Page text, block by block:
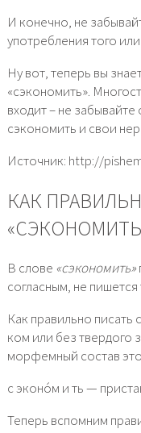
И конечно, не
употребления того
Ну вот, теперь вы
«сэкономить».
входит – не забывайте
сэкономить и свои
Источник: http://
КАК
В сло­ве «сэко­но­мить»
соглас­ным, не пишет­ся
Как пра­виль­но писать
ком или без твер­до­го
мор­фем­ный состав
с эконо́м и ть —
Теперь вспом­ним